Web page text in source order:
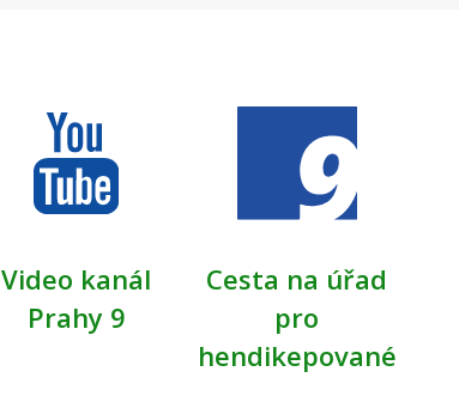
Video kanál
Prahy 9
Cesta na úřad
pro
hendikepované